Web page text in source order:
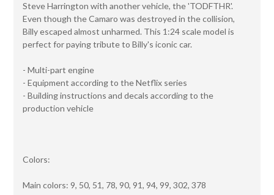
Steve Harrington with another vehicle, the 'TODFTHR'.
Even though the Camaro was destroyed in the collision,
Billy escaped almost unharmed. This 1:24 scale model is
perfect for paying tribute to Billy's iconic car.
- Multi-part engine
- Equipment according to the Netflix series
- Building instructions and decals according to the
production vehicle
Colors:
Main colors: 9, 50, 51, 78, 90, 91, 94, 99, 302, 378